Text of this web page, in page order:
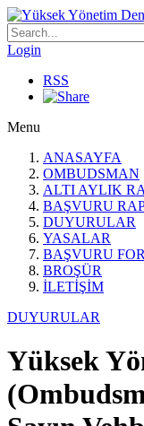
Login
RSS
Menu
ANASAYFA
OMBUDSMAN
ALTI AYLIK
BAŞVURU
DUYURULAR
YASALAR
BAŞVURU
BROŞÜR
İLETİŞİM
DUYURULAR
Yüksek